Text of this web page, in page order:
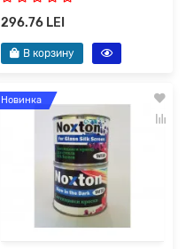
296.76 LEI
В корзину
Новинка